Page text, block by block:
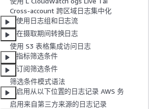
Cross-account 跨区域日志集中化
使用日志组和日志流
在摄取期间转换日志
使用 S3 表格集成访问日志
指标筛选条件
订阅筛选条件
筛选条件模式语法
启用从以下位置的日志记录 AWS 务
启用来自第三方来源的日志记录